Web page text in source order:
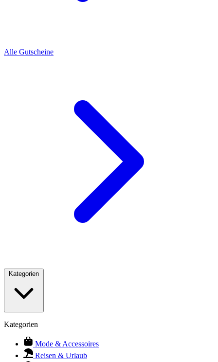
Alle Gutscheine
Kategorien
Mode & Accessoires
Reisen & Urlaub